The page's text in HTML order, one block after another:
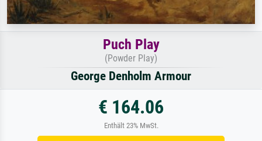
Puch Play
(Powder Play)
George Denholm Armour
€ 164.06
Enthält 23% MwSt.